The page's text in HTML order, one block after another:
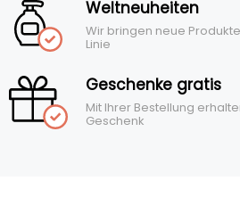
Weltneuheiten
Wir bringen neue
Linie
Geschenke gratis
Mit Ihrer Bestellung
Geschenk